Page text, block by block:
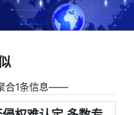
合1条信息――